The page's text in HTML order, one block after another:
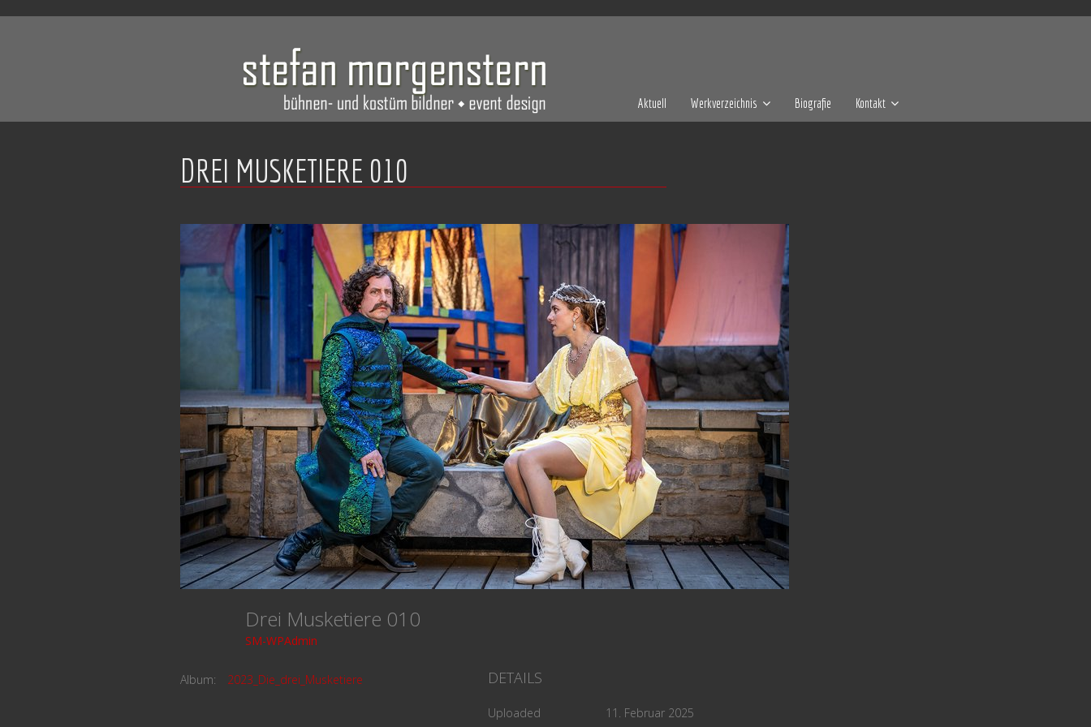
Aktuell Werkverzeichnis Biografie Kontakt
DREI MUSKETIERE 010
Drei Musketiere 010
SM-WPAdmin
Album: 2023_Die_drei_Musketiere DETAILS
Uploaded 11. Februar 2025